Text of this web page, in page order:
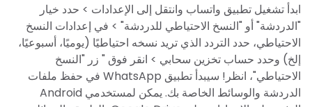
ابدأ تشغيل تطبيق واتساب وانتقل إلى الإعدادات > حدد خيار
"الدردشة" أو "النسخ الاحتياطي للدردشة" > في إعدادات النسخ
الاحتياطي، حدد التردد الذي تريد نسخه احتياطيًا (يوميًا، أسبوعيًا،
إلخ) وحدد حساب تخزين سحابي > انقر فوق " زر "النسخ
الاحتياطي"، انظر! سيبدأ تطبيق WhatsApp في حفظ ملفات
الدردشة والوسائط الخاصة بك. يمكن لمستخدمي Android